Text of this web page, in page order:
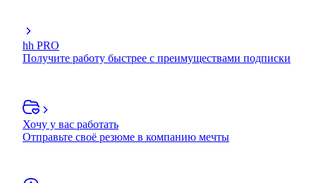
hh PRO
Получите работу быстрее с преимуществами подписки
Хочу у вас работать
Отправьте своё резюме в компанию мечты